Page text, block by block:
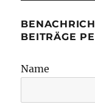
BEITRÄGE
Name